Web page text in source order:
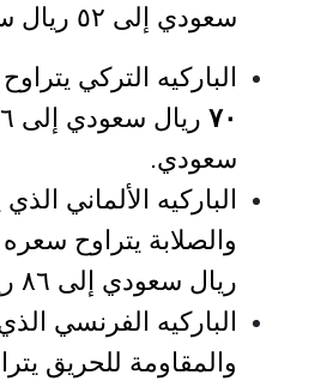
سعودي إلى ٥٢ ريال سعودي.
الباركيه التركي
٧٠
سعودي.
الباركيه الألماني
ريال سعودي إلى ٨٦ ريال سعودي.
الباركيه الفرنسي الذي
والمقاومة للحريق